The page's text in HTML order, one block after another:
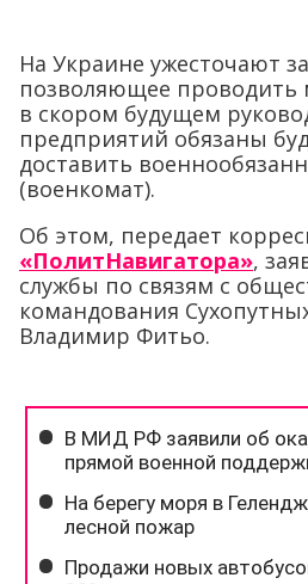
На Украине ужесточают
позволяющее проводить
в скором будущем
предприятий обязаны
доставить
(военкомат).
Об этом, передает
«ПолитНавигатора»,
службы по связям с
командования
Владимир Фитьо.